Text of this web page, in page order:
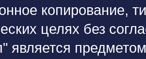
копирование,
целях без
является